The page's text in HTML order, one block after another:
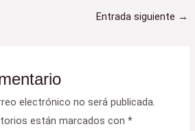
Entrada siguiente →
electrónico no será publicada.
están marcados con*